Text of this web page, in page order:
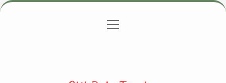
Gizlilik Politikası
menüyü